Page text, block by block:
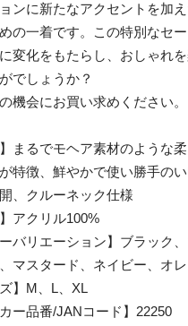
ンに新たなアクセントを加
の一着です。この特別なセ
変化をもたらし、おしゃれ
でしょうか？
機会にお買い求めください。
】まるでモヘア素材のような
特徴、鮮やかで使い勝手の
、クルーネック仕様
】アクリル100%
ーバリエーション】ブラック
マスタード、ネイビー、オ
ズ】M、L、XL
カー品番/JANコード】22250